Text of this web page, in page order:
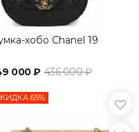
хобо Chanel 19
000 ₽ 436 000 ₽
65%